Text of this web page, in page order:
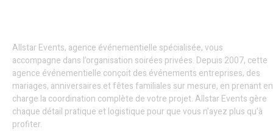
Allstar Events, agence événementielle spécialisée, vous
accompagne dans l’organisation soirées privées. Depuis 2007, cette
agence événementielle conçoit des événements entreprises, des
mariages, anniversaires et fêtes familiales sur mesure, en prenant en
charge la coordination complète de votre projet. Allstar Events gère
chaque détail pratique et logistique pour que vous n’ayez plus qu’à
profiter.